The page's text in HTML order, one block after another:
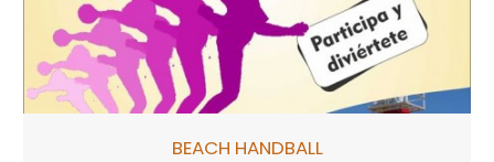
BEACH HANDBALL